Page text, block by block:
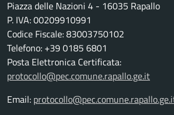
Piazza delle Nazioni 4 - 16035 Rapallo
P. IVA: 00209910991
Codice Fiscale: 83003750102
Telefono: +39 0185 6801
Posta Elettronica Certificata:
protocollo@pec.comune.rapallo.ge.it
Email: